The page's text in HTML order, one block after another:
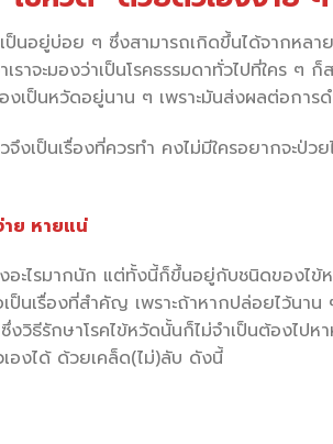
นอยู่บ่อย ๆ ซึ่งสามารถเกิดขึ้นได้จากหลา
าจะมองว่าเป็นโรคธรรมดาทั่วไปที่ใคร ๆ
องเป็นหวัดอยู่นาน ๆ เพราะมันส่งผลต่อการ
งเป็นเรื่องที่ควรทำ คงไม่มีใครอยากจะป่
ย หายแน่
อะไรมากนัก แต่ทั้งนี้ก็ขึ้นอยู่กับชนิดของไ
ป็นเรื่องที่สำคัญ เพราะถ้าหากปล่อยไว้นา
วิธีรักษาโรคไข้หวัดนั้นก็ไม่จำเป็นต้องไป
องได้ ด้วยเคล็ด(ไม่)ลับ ดังนี้